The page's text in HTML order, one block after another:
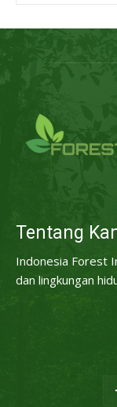
Tentang
Indonesia Forest
dan lingkungan